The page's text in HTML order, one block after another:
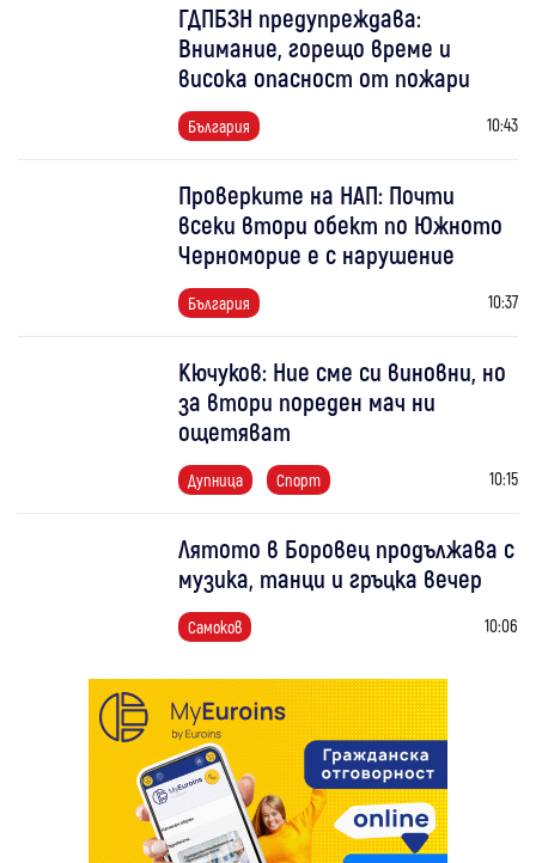
ГДПБЗН предупреждава:
Внимание, горещо време и
висока опасност от пожари
България 10:43
Проверките на НАП: Почти
всеки втори обект по Южното
Черноморие е с нарушение
България 10:37
Кючуков: Ние сме си виновни, но
за втори пореден мач ни
ощетяват
Дупница Спорт 10:15
Лятото в Боровец продължава с
музика, танци и гръцка вечер
Самоков 10:06